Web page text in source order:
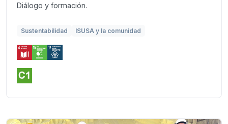
Diálogo y formación.
Sustentabilidad ISUSA y la comunidad